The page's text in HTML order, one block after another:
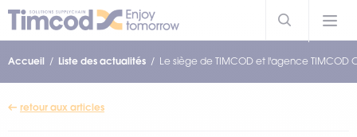
Accueil Liste des actualités Le siège de TIMCOD et l'agence TIMCOD
retour aux articles